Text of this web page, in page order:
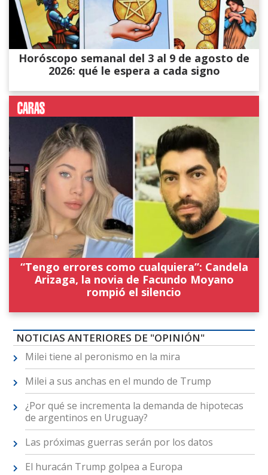
Horóscopo semanal del 3 al 9 de agosto de
2026: qué le espera a cada signo
“Tengo errores como cualquiera”: Candela
Arizaga, la novia de Facundo Moyano
rompió el silencio
NOTICIAS ANTERIORES DE "OPINIÓN"
Milei tiene al peronismo en la mira
Milei a sus anchas en el mundo de Trump
¿Por qué se incrementa la demanda de hipotecas
de argentinos en Uruguay?
Las próximas guerras serán por los datos
El huracán Trump golpea a Europa